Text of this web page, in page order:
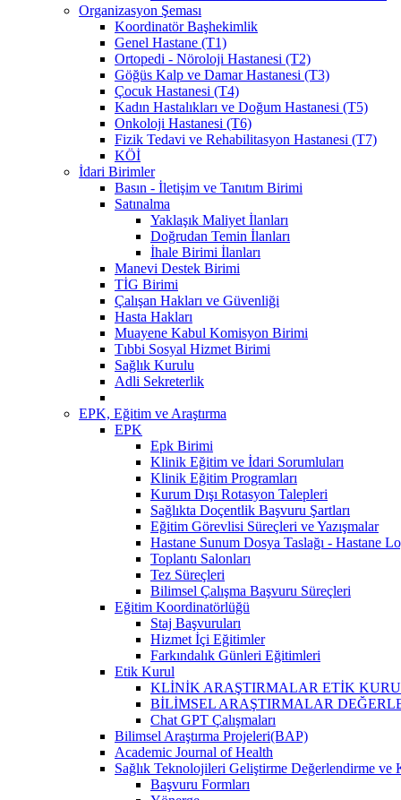
Organizasyon Şeması
Koordinatör Başhekimlik
Genel Hastane (T1)
Ortopedi - Nöroloji Hastanesi (T2)
Göğüs Kalp ve Damar Hastanesi (T3)
Çocuk Hastanesi (T4)
Kadın Hastalıkları ve Doğum Hastanesi (T5)
Onkoloji Hastanesi (T6)
Fizik Tedavi ve Rehabilitasyon Hastanesi (T7)
KÖİ
İdari Birimler
Basın - İletişim ve Tanıtım Birimi
Satınalma
Yaklaşık Maliyet İlanları
Doğrudan Temin İlanları
İhale Birimi İlanları
Manevi Destek Birimi
TİG Birimi
Çalışan Hakları ve Güvenliği
Hasta Hakları
Muayene Kabul Komisyon Birimi
Tıbbi Sosyal Hizmet Birimi
Sağlık Kurulu
Adli Sekreterlik
EPK, Eğitim ve Araştırma
EPK
Epk Birimi
Klinik Eğitim ve İdari Sorumluları
Klinik Eğitim Programları
Kurum Dışı Rotasyon Talepleri
Sağlıkta Doçentlik Başvuru Şartları
Eğitim Görevlisi Süreçleri ve Yazışmalar
Hastane Sunum Dosya Taslağı - Hastane
Toplantı Salonları
Tez Süreçleri
Bilimsel Çalışma Başvuru Süreçleri
Eğitim Koordinatörlüğü
Staj Başvuruları
Hizmet İçi Eğitimler
Farkındalık Günleri Eğitimleri
Etik Kurul
KLİNİK ARAŞTIRMALAR ETİK KURUL
BİLİMSEL ARAŞTIRMALAR
Chat GPT Çalışmaları
Bilimsel Araştırma Projeleri(BAP)
Academic Journal of Health
Sağlık Teknolojileri Geliştirme Değerlendirme ve
Başvuru Formları